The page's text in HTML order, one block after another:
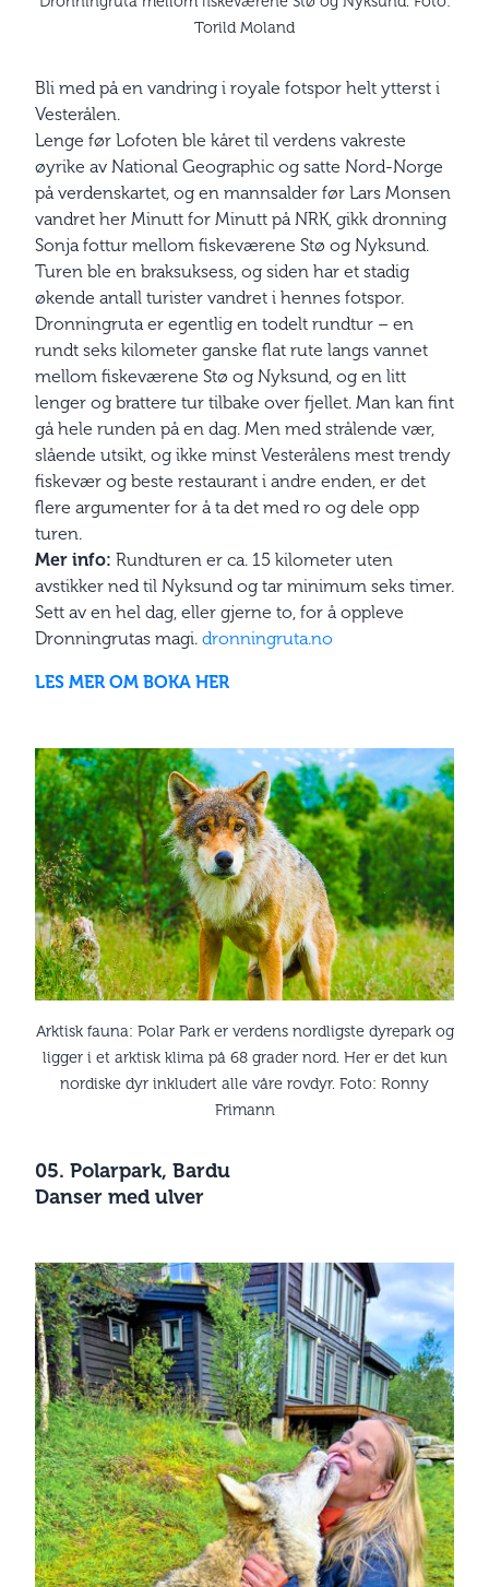
Torild Moland
Bli med på en vandring i royale fotspor helt ytterst i
Vesterålen.
Lenge før Lofoten ble kåret til verdens vakreste
øyrike av National Geographic og satte Nord-Norge
på verdenskartet, og en mannsalder før Lars Monsen
vandret her Minutt for Minutt på NRK, gikk dronning
Sonja fottur mellom fiskeværene Stø og Nyksund.
Turen ble en braksuksess, og siden har et stadig
økende antall turister vandret i hennes fotspor.
Dronningruta er egentlig en todelt rundtur – en
rundt seks kilometer ganske flat rute langs vannet
mellom fiskeværene Stø og Nyksund, og en litt
lenger og brattere tur tilbake over fjellet. Man kan fint
gå hele runden på en dag. Men med strålende vær,
slående utsikt, og ikke minst Vesterålens mest trendy
fiskevær og beste restaurant i andre enden, er det
flere argumenter for å ta det med ro og dele opp
turen.
Mer info: Rundturen er ca. 15 kilometer uten
avstikker ned til Nyksund og tar minimum seks timer.
Sett av en hel dag, eller gjerne to, for å oppleve
Dronningrutas magi. dronningruta.no
LES MER OM BOKA HER
Arktisk fauna: Polar Park er verdens nordligste dyrepark og
ligger i et arktisk klima på 68 grader nord. Her er det kun
nordiske dyr inkludert alle våre rovdyr. Foto: Ronny
Frimann
05. Polarpark, Bardu
Danser med ulver